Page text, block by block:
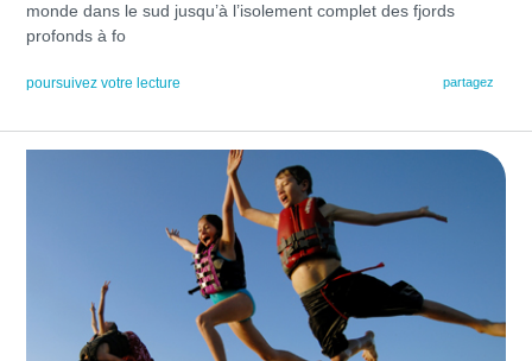
monde dans le sud jusqu’à l’isolement complet des fjords
profonds à fo
poursuivez votre lecture partagez